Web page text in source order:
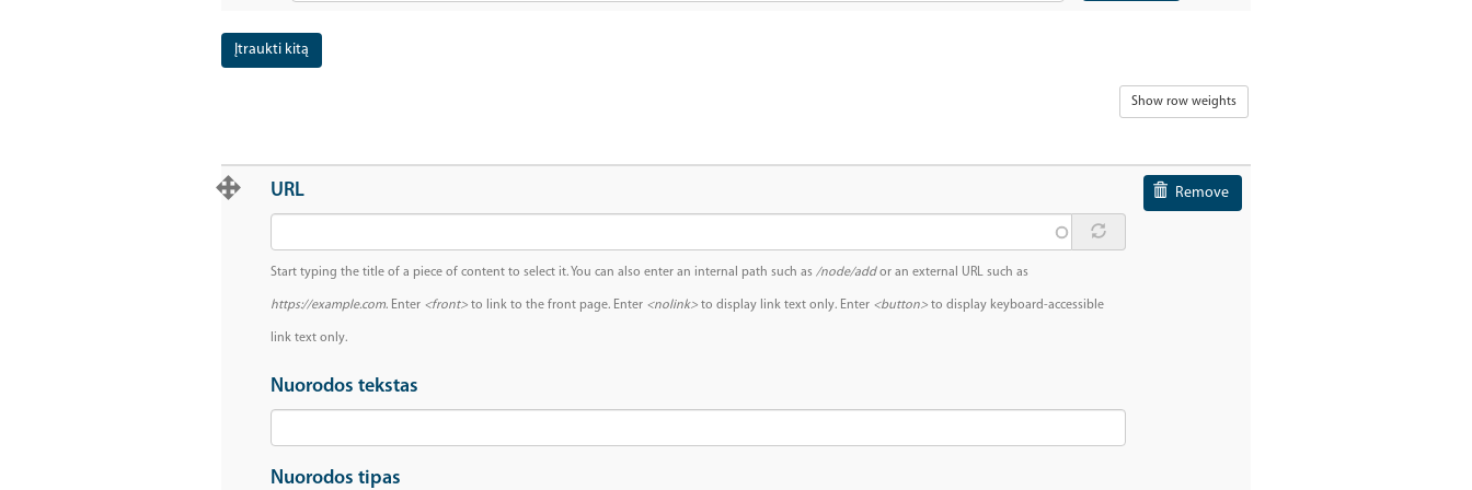
1)
Įtraukti kitą
Show row weights
URL
Start typing the title of a piece of content to select it. You can also enter an internal path such as /node/addor an external URL such as
https://example.com. Enter <front>to link to the front page. Enter <nolink>to display link text only. Enter <button>to display keyboard-accessible
link text only.
Nuorodos tekstas
Nuorodos tipas
Remove